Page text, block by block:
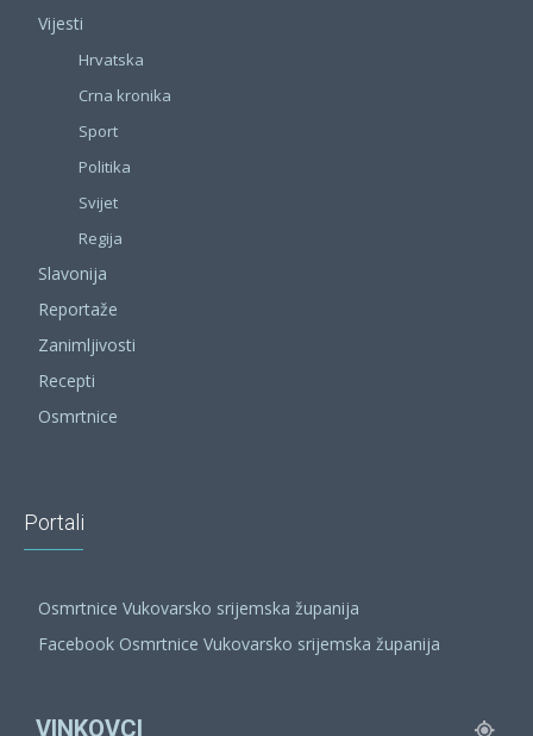
Vijesti
Hrvatska
Crna kronika
Sport
Politika
Svijet
Regija
Slavonija
Reportaže
Zanimljivosti
Recepti
Osmrtnice
Portali
Osmrtnice Vukovarsko srijemska županija
Facebook Osmrtnice Vukovarsko srijemska županija
VINKOVCI